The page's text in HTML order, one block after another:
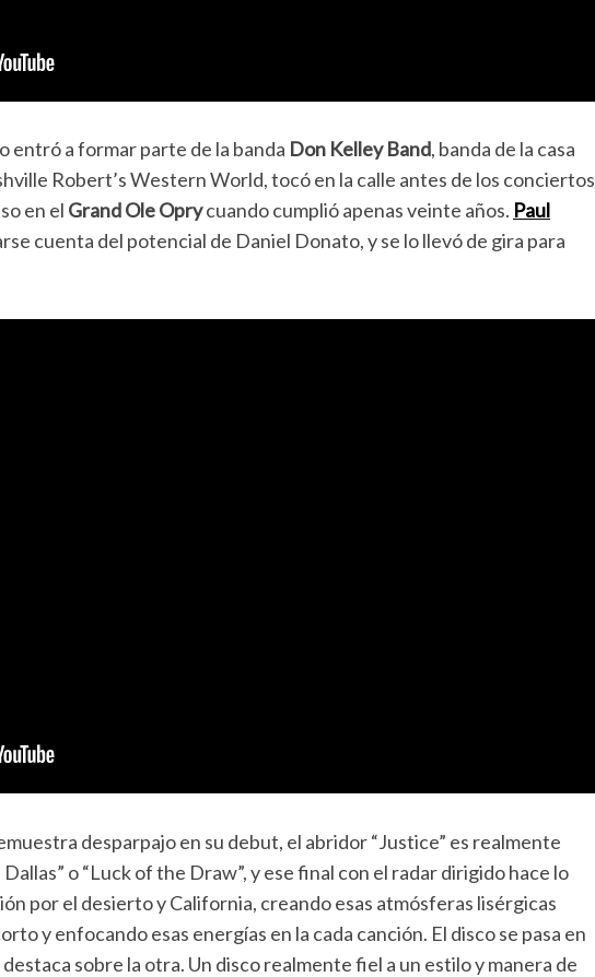
entró a formar parte de la banda Don Kelley Band, banda de la casa
Robert’s Western World, tocó en la calle antes de los conciertos
en el Grand Ole Oprycuando cumplió apenas veinte años. Paul
cuenta del potencial de Daniel Donato, y se lo llevó de gira para
desparpajo en su debut, el abridor “Justice” es realmente
o “Luck of the Draw”, y ese final con el radar dirigido hace lo
por el desierto y California, creando esas atmósferas lisérgicas
y enfocando esas energías en la cada canción. El disco se pasa en
sobre la otra. Un disco realmente fiel a un estilo y manera de